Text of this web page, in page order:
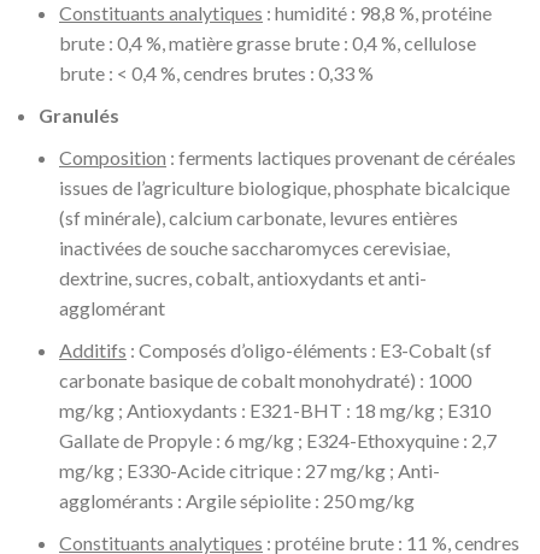
Constituants analytiques : humidité : 98,8 %, protéine
brute : 0,4 %, matière grasse brute : 0,4 %, cellulose
brute : < 0,4 %, cendres brutes : 0,33 %
Granulés
Composition : ferments lactiques provenant de céréales
issues de l’agriculture biologique, phosphate bicalcique
(sf minérale), calcium carbonate, levures entières
inactivées de souche saccharomyces cerevisiae,
dextrine, sucres, cobalt, antioxydants et anti-
agglomérant
Additifs : Composés d’oligo-éléments : E3-Cobalt (sf
carbonate basique de cobalt monohydraté) : 1000
mg/kg ; Antioxydants : E321-BHT : 18 mg/kg ; E310
Gallate de Propyle : 6 mg/kg ; E324-Ethoxyquine : 2,7
mg/kg ; E330-Acide citrique : 27 mg/kg ; Anti-
agglomérants : Argile sépiolite : 250 mg/kg
Constituants analytiques : protéine brute : 11 %, cendres